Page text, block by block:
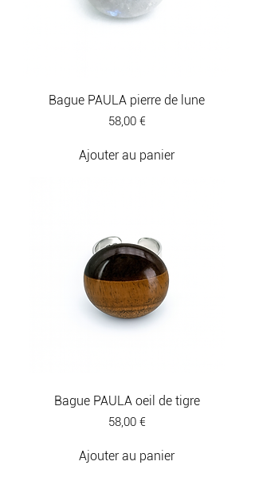
Bague PAULA pierre de lune
Prix
58,00 €
Ajouter au panier
Bague PAULA oeil de tigre
Prix
58,00 €
Ajouter au panier